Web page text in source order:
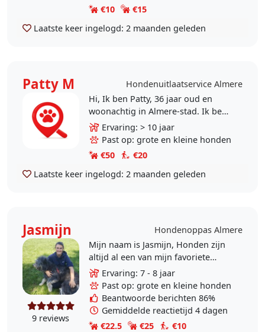
€10
€15
Laatste keer ingelogd: 2 maanden geleden
Patty M
Hondenuitlaatservice Almere
Hi, Ik ben Patty, 36 jaar oud en
woonachtig in Almere-stad. Ik ben
gek op honden en op wandelen
dus de perfecte combinatie.
Oppassen overdag een..
Ervaring: > 10 jaar
Past op: grote en kleine honden
€50
€20
Laatste keer ingelogd: 2 maanden geleden
Jasmijn Hondenoppas Almere
9 reviews
Mijn naam is Jasmijn, Honden zijn
altijd al een van mijn favoriete
dieren geweest. Die leuke
viervoeters zijn echt om op te eten.
Daarom is uw..
Ervaring: 7 - 8 jaar
Past op: grote en kleine honden
Beantwoorde berichten 86%
Gemiddelde reactietijd 4 dagen
€22.5
€25
€10